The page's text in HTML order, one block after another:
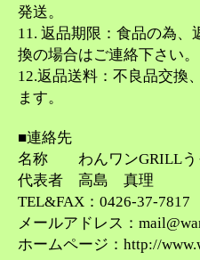
発送。
11. 返品期限：食品の為
換の場合はご連絡下さい。
12.返品送料：不良品交換
ます。
■連絡先
名称 わんワンGRILLう
代表者 高島 真理
TEL&FAX：0426-37-7817
メールアドレス：
ホームページ：http://